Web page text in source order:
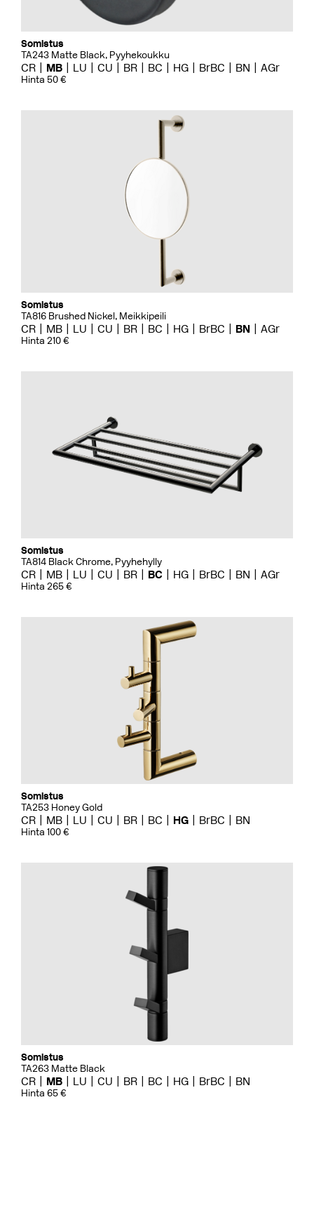
Somistus
TA243 Matte Black, Pyyhekoukku
CR MB LU CU BR BC HG BrBC BN AGr
Hinta 50 €
Somistus
TA816 Brushed Nickel, Meikkipeili
CR MB LU CU BR BC HG BrBC BN AGr
Hinta 210 €
Somistus
TA814 Black Chrome, Pyyhehylly
CR MB LU CU BR BC HG BrBC BN AGr
Hinta 265 €
Somistus
TA253 Honey Gold
CR MB LU CU BR BC HG BrBC BN
Hinta 100 €
Somistus
TA263 Matte Black
CR MB LU CU BR BC HG BrBC BN
Hinta 65 €